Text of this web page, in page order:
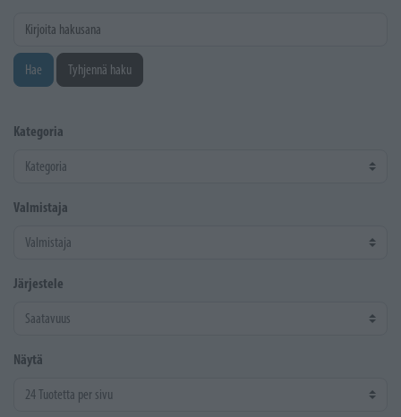
Kirjoita hakusana
Hae Tyhjennä haku
Kategoria
Valmistaja
Järjestele
Näytä